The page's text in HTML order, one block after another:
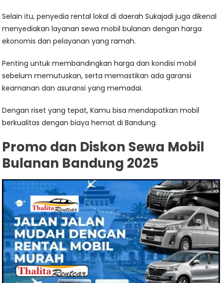
Selain itu, penyedia rental lokal di daerah Sukajadi juga dikenal
menyediakan layanan sewa mobil bulanan dengan harga
ekonomis dan pelayanan yang ramah.
Penting untuk membandingkan harga dan kondisi mobil
sebelum memutuskan, serta memastikan ada garansi
keamanan dan asuransi yang memadai.
Dengan riset yang tepat, Kamu bisa mendapatkan mobil
berkualitas dengan biaya hemat di Bandung.
Promo dan Diskon Sewa Mobil
Bulanan Bandung 2025